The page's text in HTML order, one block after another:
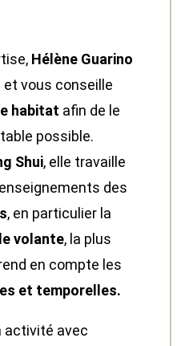
Hélène Guarino
vous conseille
habitat afin de le
possible.
Shui, elle travaille
des
, en particulier la
volante, la plus
en compte les
et temporelles.
activité avec